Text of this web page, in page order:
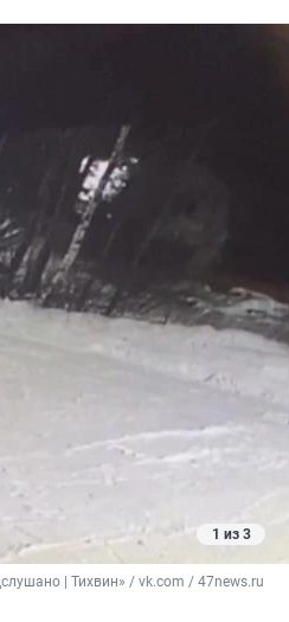
1 из 3
| Тихвин» / vk.com / 47news.ru